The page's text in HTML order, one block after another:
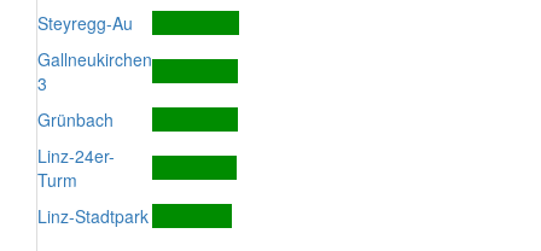
Steyregg-Au
Gallneukirchen
3
Grünbach
Linz-24er-
Turm
Linz-Stadtpark